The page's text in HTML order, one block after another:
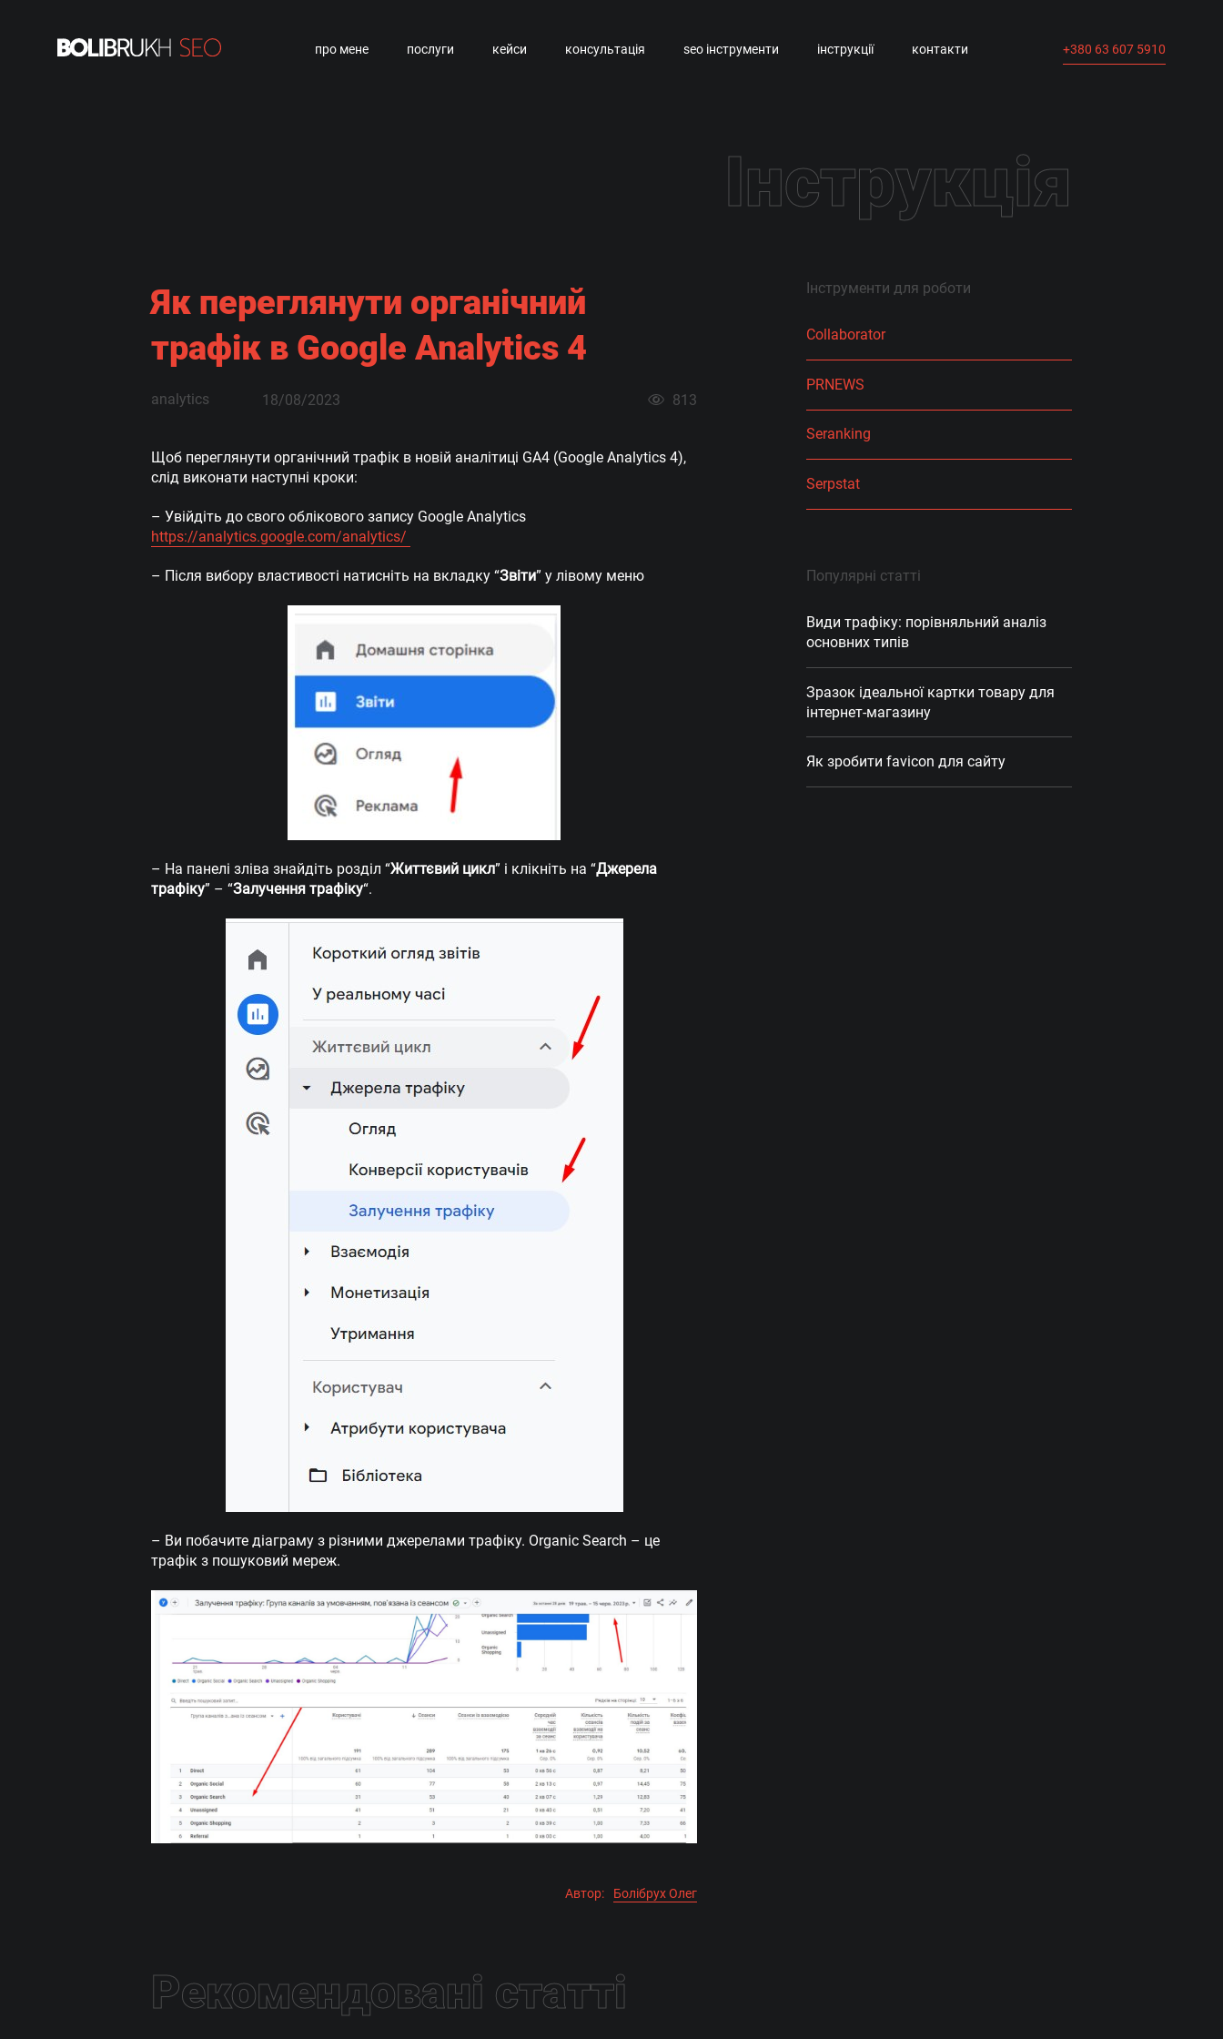
про мене послуги кейси консультація seo інструменти інструкції контакти +380 63 607 5910
Інструкція
Як переглянути органічний
трафік в Google Analytics 4
analytics 18/08/2023 813
Щоб переглянути органічний трафік в новій аналітиці GA4 (Google Analytics 4),
слід виконати наступні кроки:
– Увійдіть до свого облікового запису Google Analytics
https://analytics.google.com/analytics/
– Після вибору властивості натисніть на вкладку “Звіти” у лівому меню
– На панелі зліва знайдіть розділ “Життєвий цикл” і клікніть на “Джерела
трафіку” – “Залучення трафіку“.
– Ви побачите діаграму з різними джерелами трафіку. Organic Search – це
трафік з пошуковий мереж.
Автор: Болібрух Олег
Рекомендовані статті
Інструменти для роботи
Collaborator
PRNEWS
Seranking
Serpstat
Популярні статті
Види трафіку: порівняльний аналіз
основних типів
Зразок ідеальної картки товару для
інтернет-магазину
Як зробити favicon для сайту